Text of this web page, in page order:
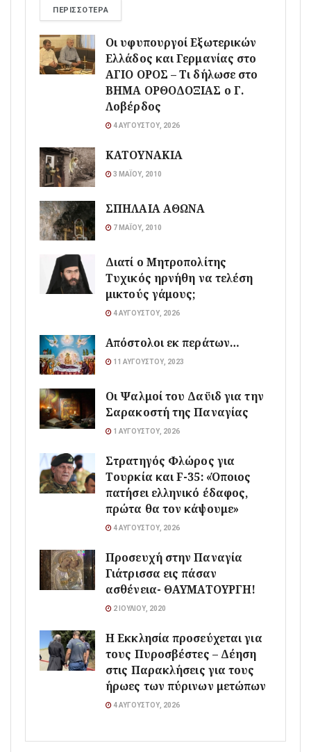
ΠΕΡΙΣΣΌΤΕΡΑ
Οι υφυπουργοί Εξωτερικών
Ελλάδος και Γερμανίας στο
ΑΓΙΟ ΟΡΟΣ – Τι δήλωσε στο
ΒΗΜΑ ΟΡΘΟΔΟΞΙΑΣ ο Γ.
Λοβέρδος
4 ΑΥΓΟΎΣΤΟΥ, 2026
ΚΑΤΟΥΝΑΚΙΑ
3 ΜΑΪ́ΟΥ, 2010
ΣΠΗΛΑΙΑ ΑΘΩΝΑ
7 ΜΑΪ́ΟΥ, 2010
Διατί ο Μητροπολίτης
Τυχικός ηρνήθη να τελέση
μικτούς γάμους;
4 ΑΥΓΟΎΣΤΟΥ, 2026
Απόστολοι εκ περάτων…
11 ΑΥΓΟΎΣΤΟΥ, 2023
Οι Ψαλμοί του Δαϋιδ για την
Σαρακοστή της Παναγίας
1 ΑΥΓΟΎΣΤΟΥ, 2026
Στρατηγός Φλώρος για
Τουρκία και F-35: «Όποιος
πατήσει ελληνικό έδαφος,
πρώτα θα τον κάψουμε»
4 ΑΥΓΟΎΣΤΟΥ, 2026
Προσευχή στην Παναγία
Γιάτρισσα εις πάσαν
ασθένεια- ΘΑΥΜΑΤΟΥΡΓΗ!
2 ΙΟΥΛΊΟΥ, 2020
Η Εκκλησία προσεύχεται για
τους Πυροσβέστες – Δέηση
στις Παρακλήσεις για τους
ήρωες των πύρινων μετώπων
4 ΑΥΓΟΎΣΤΟΥ, 2026